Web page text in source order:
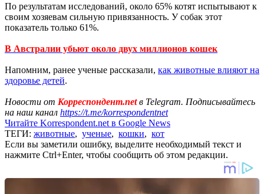
По результатам исследований, около 65% котят испытывают к
своим хозяевам сильную привязанность. У собак этот
показатель только 61%.
В Австралии убьют около двух миллионов кошек
Напомним, ранее ученые рассказали, как животные влияют на
здоровье детей.
Новости от Корреспондент.netв Telegram. Подписывайтесь
на наш канал https://t.me/korrespondentnet
Читайте Korrespondent.net в Google News
ТЕГИ: животные, ученые, кошки, кот
Если вы заметили ошибку, выделите необходимый текст и
нажмите Ctrl+Enter, чтобы сообщить об этом редакции.